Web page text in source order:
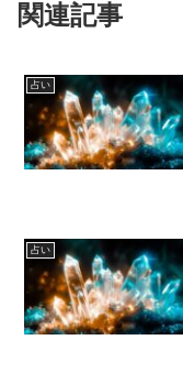
関連記事
占い
占い